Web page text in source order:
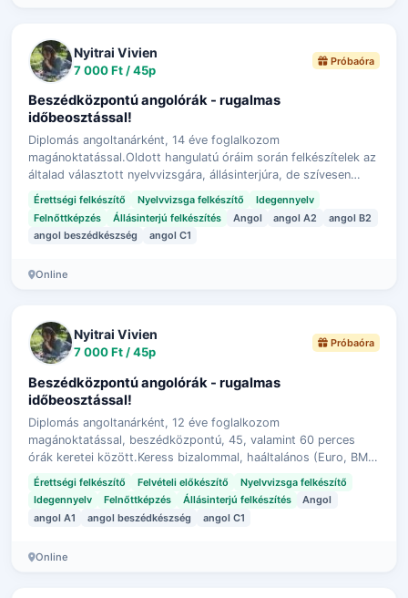
Nyitrai Vivien
7 000 Ft / 45p
Próbaóra
Beszédközpontú angolórák - rugalmas
időbeosztással!
Diplomás angoltanárként, 14 éve foglalkozom
magánoktatással.Oldott hangulatú óráim során felkészítelek az
általad választott nyelvvizsgára, állásinterjúra, de szívesen
segítek angoltudásod szintentar…
Érettségi felkészítő Nyelvvizsga felkészítő
Idegennyelv
Felnőttképzés
Állásinterjú felkészítés Angol angol A2
angol B2
angol beszédkészség
angol C1
Online
Nyitrai Vivien
7 000 Ft / 45p
Próbaóra
Beszédközpontú angolórák - rugalmas
időbeosztással!
Diplomás angoltanárként, 12 éve foglalkozom
magánoktatással, beszédközpontú, 45, valamint 60 perces
órák keretei között.Keress bizalommal, haáltalános (Euro, BME,
ECL, LanguageCert, CAE) vagy üzleti …
Érettségi felkészítő Felvételi előkészítő
Nyelvvizsga felkészítő
Idegennyelv
Felnőttképzés Állásinterjú felkészítés
Angol
angol A1
angol beszédkészség angol C1
Online